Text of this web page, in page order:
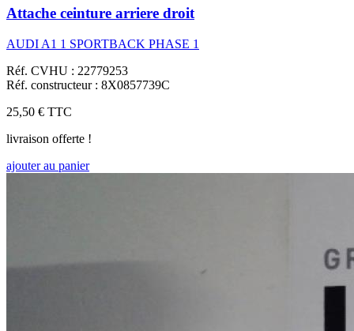
Attache ceinture arriere droit
AUDI A1 1 SPORTBACK PHASE 1
Réf. CVHU : 22779253
Réf. constructeur : 8X0857739C
25,50 € TTC
livraison offerte !
ajouter au panier